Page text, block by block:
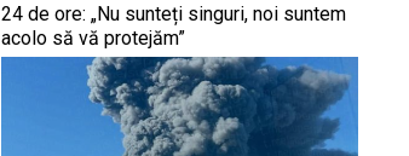
Centauro și de ce este
ideal pentru contra-
ofensivele Ucrainei
Armata ucraineană
demontează falsul rusesc
despre ocuparea localității
Rodînske (Video)
24 de ore: „Nu sunteți singuri, noi suntem
acolo să vă protejăm”